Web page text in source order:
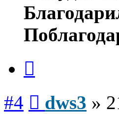
#4 dws3 »